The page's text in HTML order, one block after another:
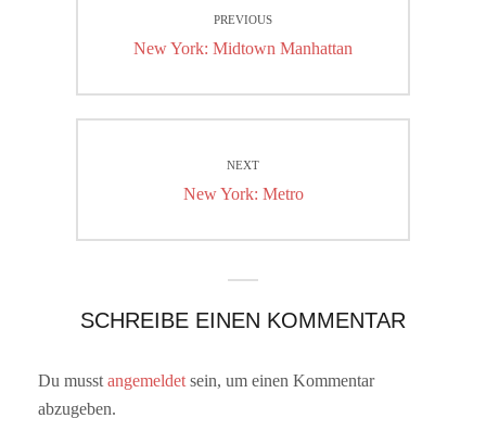
PREVIOUS
Previous
New York: Midtown Manhattan
NEXT
Next
New York: Metro
SCHREIBE EINEN KOMMENTAR
Du musst angemeldet sein, um einen Kommentar
abzugeben.